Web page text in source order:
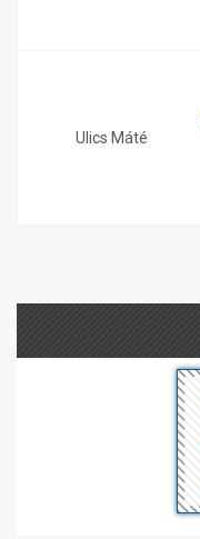
Ulics Máté